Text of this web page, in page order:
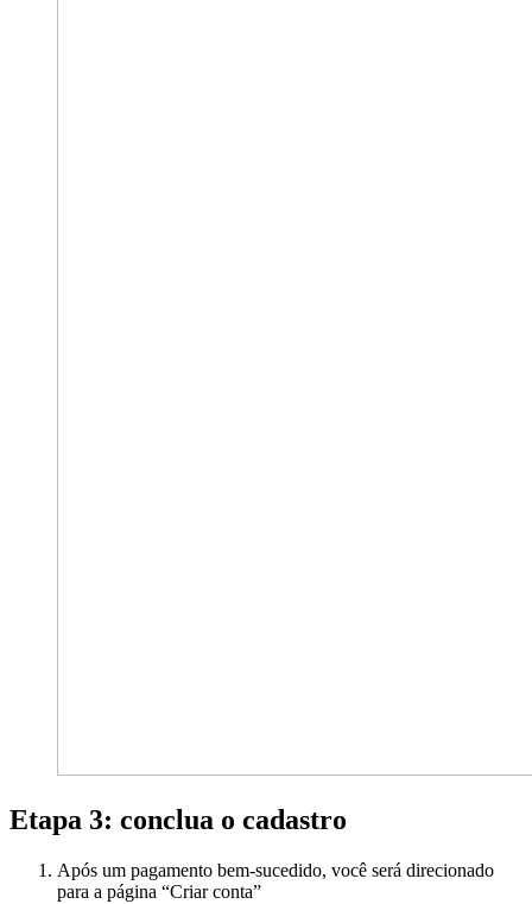
Etapa 3: conclua o cadastro
Após um pagamento bem-sucedido, você será direcionado
para a página “Criar conta”